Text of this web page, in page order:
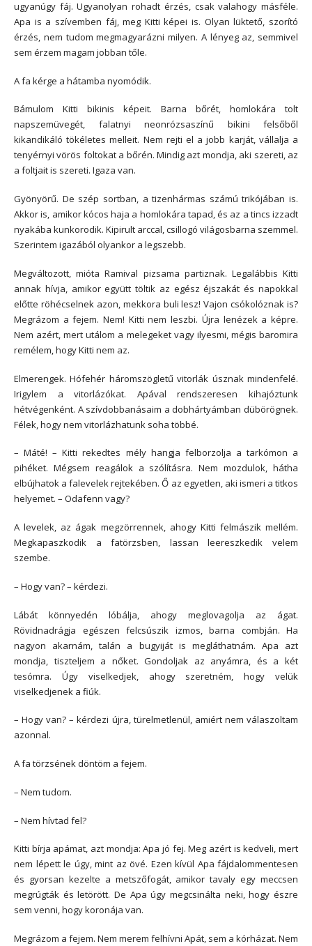
ugyanúgy fáj. Ugyanolyan rohadt érzés, csak valahogy másféle.
Apa is a szívemben fáj, meg Kitti képei is. Olyan lüktető, szorító
érzés, nem tudom megmagyarázni milyen. A lényeg az, semmivel
sem érzem magam jobban tőle.
A fa kérge a hátamba nyomódik.
Bámulom Kitti bikinis képeit. Barna bőrét, homlokára tolt
napszemüvegét, falatnyi neonrózsaszínű bikini felsőből
kikandikáló tökéletes melleit. Nem rejti el a jobb karját, vállalja a
tenyérnyi vörös foltokat a bőrén. Mindig azt mondja, aki szereti, az
a foltjait is szereti. Igaza van.
Gyönyörű. De szép sortban, a tizenhármas számú trikójában is.
Akkor is, amikor kócos haja a homlokára tapad, és az a tincs izzadt
nyakába kunkorodik. Kipirult arccal, csillogó világosbarna szemmel.
Szerintem igazából olyankor a legszebb.
Megváltozott, mióta Ramival pizsama partiznak. Legalábbis Kitti
annak hívja, amikor együtt töltik az egész éjszakát és napokkal
előtte röhécselnek azon, mekkora buli lesz! Vajon csókolóznak is?
Megrázom a fejem. Nem! Kitti nem leszbi. Újra lenézek a képre.
Nem azért, mert utálom a melegeket vagy ilyesmi, mégis baromira
remélem, hogy Kitti nem az.
Elmerengek. Hófehér háromszögletű vitorlák úsznak mindenfelé.
Irigylem a vitorlázókat. Apával rendszeresen kihajóztunk
hétvégenként. A szívdobbanásaim a dobhártyámban dübörögnek.
Félek, hogy nem vitorlázhatunk soha többé.
– Máté! – Kitti rekedtes mély hangja felborzolja a tarkómon a
pihéket. Mégsem reagálok a szólításra. Nem mozdulok, hátha
elbújhatok a falevelek rejtekében. Ő az egyetlen, aki ismeri a titkos
helyemet. – Odafenn vagy?
A levelek, az ágak megzörrennek, ahogy Kitti felmászik mellém.
Megkapaszkodik a fatörzsben, lassan leereszkedik velem
szembe.
– Hogy van? – kérdezi.
Lábát könnyedén lóbálja, ahogy meglovagolja az ágat.
Rövidnadrágja egészen felcsúszik izmos, barna combján. Ha
nagyon akarnám, talán a bugyiját is megláthatnám. Apa azt
mondja, tiszteljem a nőket. Gondoljak az anyámra, és a két
tesómra. Úgy viselkedjek, ahogy szeretném, hogy velük
viselkedjenek a fiúk.
– Hogy van? – kérdezi újra, türelmetlenül, amiért nem válaszoltam
azonnal.
A fa törzsének döntöm a fejem.
– Nem tudom.
– Nem hívtad fel?
Kitti bírja apámat, azt mondja: Apa jó fej. Meg azért is kedveli, mert
nem lépett le úgy, mint az övé. Ezen kívül Apa fájdalommentesen
és gyorsan kezelte a metszőfogát, amikor tavaly egy meccsen
megrúgták és letörött. De Apa úgy megcsinálta neki, hogy észre
sem venni, hogy koronája van.
Megrázom a fejem. Nem merem felhívni Apát, sem a kórházat. Nem